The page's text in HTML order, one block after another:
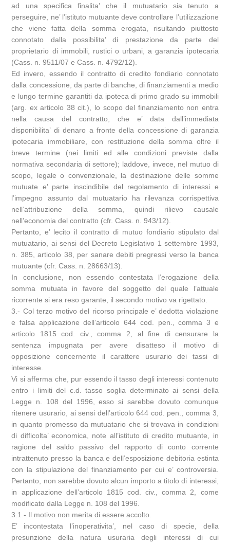
ad una specifica finalita’ che il mutuatario sia tenuto a
perseguire, ne’ l’istituto mutuante deve controllare l’utilizzazione
che viene fatta della somma erogata, risultando piuttosto
connotato dalla possibilita’ di prestazione da parte del
proprietario di immobili, rustici o urbani, a garanzia ipotecaria
(Cass. n. 9511/07 e Cass. n. 4792/12).
Ed invero, essendo il contratto di credito fondiario connotato
dalla concessione, da parte di banche, di finanziamenti a medio
e lungo termine garantiti da ipoteca di primo grado su immobili
(arg. ex articolo 38 cit.), lo scopo del finanziamento non entra
nella causa del contratto, che e’ data dall’immediata
disponibilita’ di denaro a fronte della concessione di garanzia
ipotecaria immobiliare, con restituzione della somma oltre il
breve termine (nei limiti ed alle condizioni previste dalla
normativa secondaria di settore); laddove, invece, nel mutuo di
scopo, legale o convenzionale, la destinazione delle somme
mutuate e’ parte inscindibile del regolamento di interessi e
l’impegno assunto dal mutuatario ha rilevanza corrispettiva
nell’attribuzione della somma, quindi rilievo causale
nell’economia del contratto (cfr. Cass. n. 943/12).
Pertanto, e’ lecito il contratto di mutuo fondiario stipulato dal
mutuatario, ai sensi del Decreto Legislativo 1 settembre 1993,
n. 385, articolo 38, per sanare debiti pregressi verso la banca
mutuante (cfr. Cass. n. 28663/13).
In conclusione, non essendo contestata l’erogazione della
somma mutuata in favore del soggetto del quale l’attuale
ricorrente si era reso garante, il secondo motivo va rigettato.
3.- Col terzo motivo del ricorso principale e’ dedotta violazione
e falsa applicazione dell’articolo 644 cod. pen., comma 3 e
articolo 1815 cod. civ., comma 2, al fine di censurare la
sentenza impugnata per avere disatteso il motivo di
opposizione concernente il carattere usurario dei tassi di
interesse.
Vi si afferma che, pur essendo il tasso degli interessi contenuto
entro i limiti del c.d. tasso soglia determinato ai sensi della
Legge n. 108 del 1996, esso si sarebbe dovuto comunque
ritenere usurario, ai sensi dell’articolo 644 cod. pen., comma 3,
in quanto promesso da mutuatario che si trovava in condizioni
di difficolta’ economica, note all’istituto di credito mutuante, in
ragione del saldo passivo del rapporto di conto corrente
intrattenuto presso la banca e dell’esposizione debitoria estinta
con la stipulazione del finanziamento per cui e’ controversia.
Pertanto, non sarebbe dovuto alcun importo a titolo di interessi,
in applicazione dell’articolo 1815 cod. civ., comma 2, come
modificato dalla Legge n. 108 del 1996.
3.1.- Il motivo non merita di essere accolto.
E’ incontestata l’inoperativita’, nel caso di specie, della
presunzione della natura usuraria degli interessi di cui